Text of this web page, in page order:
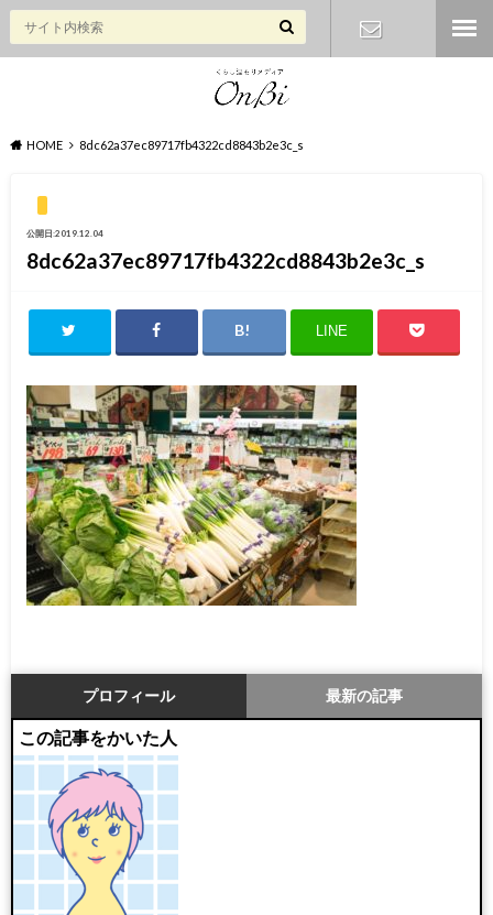
HOME 8dc62a37ec89717fb4322cd8843b2e3c_s
公開日:2019.12.04
8dc62a37ec89717fb4322cd8843b2e3c_s
LINE
プロフィール 最新の記事
この記事をかいた人